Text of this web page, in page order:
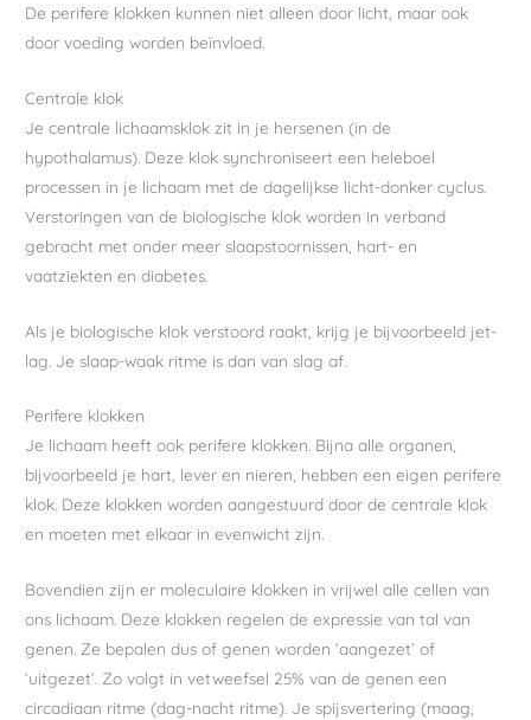
De perifere klokken kunnen niet alleen door licht, maar ook
door voeding worden beïnvloed.
Centrale klok
Je centrale lichaamsklok zit in je hersenen (in de
hypothalamus). Deze klok synchroniseert een heleboel
processen in je lichaam met de dagelijkse licht-donker cyclus.
Verstoringen van de biologische klok worden in verband
gebracht met onder meer slaapstoornissen, hart- en
vaatziekten en diabetes.
Als je biologische klok verstoord raakt, krijg je bijvoorbeeld jet-
lag. Je slaap-waak ritme is dan van slag af.
Perifere klokken
Je lichaam heeft ook perifere klokken. Bijna alle organen,
bijvoorbeeld je hart, lever en nieren, hebben een eigen perifere
klok. Deze klokken worden aangestuurd door de centrale klok
en moeten met elkaar in evenwicht zijn.
Bovendien zijn er moleculaire klokken in vrijwel alle cellen van
ons lichaam. Deze klokken regelen de expressie van tal van
genen. Ze bepalen dus of genen worden ‘aangezet’ of
‘uitgezet’. Zo volgt in vetweefsel 25% van de genen een
circadiaan ritme (dag-nacht ritme). Je spijsvertering (maag,